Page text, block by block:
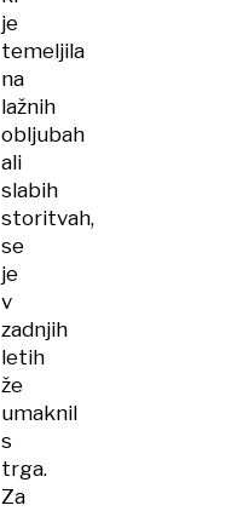
je
temeljila
na
lažnih
obljubah
ali
slabih
storitvah,
se
je
v
zadnjih
letih
že
umaknil
s
trga.
Za